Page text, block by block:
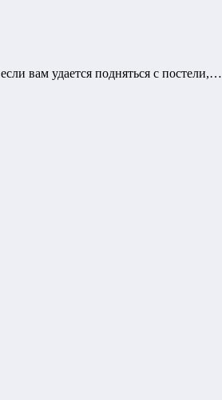
вам удается подняться с постели,…